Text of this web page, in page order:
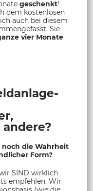
geschenkt!
dem kostenlosen
auch bei diesem
Sie
vier Monate
die Wahrheit
Form?
SIND wirklich
empfehlen. Wir